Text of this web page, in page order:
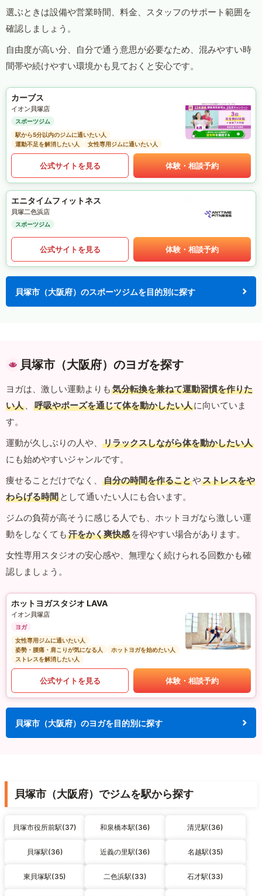
選ぶときは設備や営業時間、料金、スタッフのサポート範囲を
確認しましょう。
自由度が高い分、自分で通う意思が必要なため、混みやすい時
間帯や続けやすい環境かも見ておくと安心です。
カーブス
イオン貝塚店
スポーツジム
駅から5分以内のジムに通いたい人
運動不足を解消したい人
女性専用ジムに通いたい人
公式サイトを見る 体験・相談予約
エニタイムフィットネス
貝塚二色浜店
スポーツジム
公式サイトを見る 体験・相談予約
貝塚市（大阪府）のスポーツジムを目的別に探す
貝塚市（大阪府）のヨガを探す
ヨガは、激しい運動よりも 気分転換を兼ねて運動習慣を作りた
い人 、 呼吸やポーズを通じて体を動かしたい人に向いていま
す。
運動が久しぶりの人や、
リラックスしながら体を動かしたい人
にも始めやすいジャンルです。
痩せることだけでなく、
自分の時間を作ることやストレスをや
わらげる時間 として通いたい人にも合います。
ジムの負荷が高そうに感じる人でも、ホットヨガなら激しい運
動をしなくても 汗をかく爽快感 を得やすい場合があります。
女性専用スタジオの安心感や、無理なく続けられる回数かも確
認しましょう。
ホットヨガスタジオ LAVA
イオン貝塚店
ヨガ
女性専用ジムに通いたい人
姿勢・腰痛・肩こりが気になる人
ホットヨガを始めたい人
ストレスを解消したい人
公式サイトを見る 体験・相談予約
貝塚市（大阪府）のヨガを目的別に探す
貝塚市（大阪府）でジムを駅から探す
貝塚市役所前駅(37) 和泉橋本駅(36) 清児駅(36)
貝塚駅(36) 近義の里駅(36) 名越駅(35)
東貝塚駅(35) 二色浜駅(33) 石才駅(33)